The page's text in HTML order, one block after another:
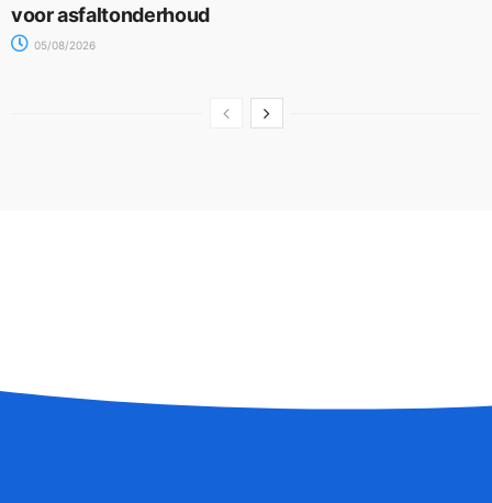
voor asfaltonderhoud
05/08/2026